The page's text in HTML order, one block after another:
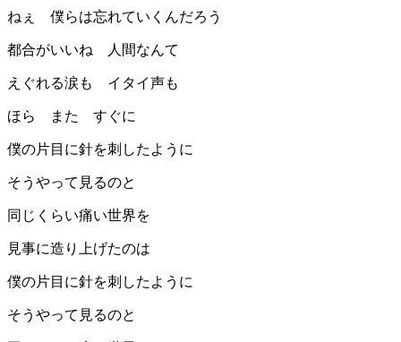
ねぇ 僕らは忘れていくんだろう
都合がいいね 人間なんて
えぐれる涙も イタイ声も
ほら また すぐに
僕の片目に針を刺したように
そうやって見るのと
同じくらい痛い世界を
見事に造り上げたのは
僕の片目に針を刺したように
そうやって見るのと